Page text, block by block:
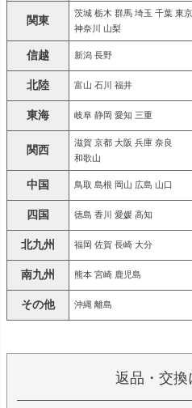
関東
茨城 栃木 群馬 埼玉 千葉 東京
神奈川 山梨
信越 新潟 長野
北陸 富山 石川 福井
東海 岐阜 静岡 愛知 三重
関西
滋賀 京都 大阪 兵庫 奈良
和歌山
中国 鳥取 島根 岡山 広島 山口
四国 徳島 香川 愛媛 高知
北九州 福岡 佐賀 長崎 大分
南九州 熊本 宮崎 鹿児島
その他 沖縄 離島
返品・交換